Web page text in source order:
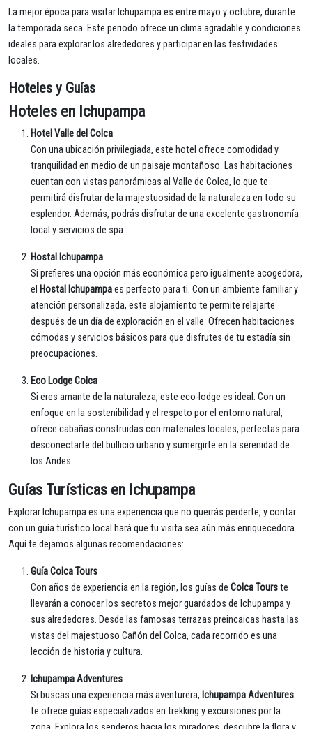
La mejor época para visitar Ichupampa es entre mayo y octubre, durante
la temporada seca. Este periodo ofrece un clima agradable y condiciones
ideales para explorar los alrededores y participar en las festividades
locales.
Hoteles y Guías
Hoteles en Ichupampa
Hotel Valle del Colca
Con una ubicación privilegiada, este hotel ofrece comodidad y
tranquilidad en medio de un paisaje montañoso. Las habitaciones
cuentan con vistas panorámicas al Valle de Colca, lo que te
permitirá disfrutar de la majestuosidad de la naturaleza en todo su
esplendor. Además, podrás disfrutar de una excelente gastronomía
local y servicios de spa.
Hostal Ichupampa
Si prefieres una opción más económica pero igualmente acogedora,
el Hostal Ichupampaes perfecto para ti. Con un ambiente familiar y
atención personalizada, este alojamiento te permite relajarte
después de un día de exploración en el valle. Ofrecen habitaciones
cómodas y servicios básicos para que disfrutes de tu estadía sin
preocupaciones.
Eco Lodge Colca
Si eres amante de la naturaleza, este eco-lodge es ideal. Con un
enfoque en la sostenibilidad y el respeto por el entorno natural,
ofrece cabañas construidas con materiales locales, perfectas para
desconectarte del bullicio urbano y sumergirte en la serenidad de
los Andes.
Guías Turísticas en Ichupampa
Explorar Ichupampa es una experiencia que no querrás perderte, y contar
con un guía turístico local hará que tu visita sea aún más enriquecedora.
Aquí te dejamos algunas recomendaciones:
Guía Colca Tours
Con años de experiencia en la región, los guías de Colca Tourste
llevarán a conocer los secretos mejor guardados de Ichupampa y
sus alrededores. Desde las famosas terrazas preincaicas hasta las
vistas del majestuoso Cañón del Colca, cada recorrido es una
lección de historia y cultura.
Ichupampa Adventures
Si buscas una experiencia más aventurera, Ichupampa Adventures
te ofrece guías especializados en trekking y excursiones por la